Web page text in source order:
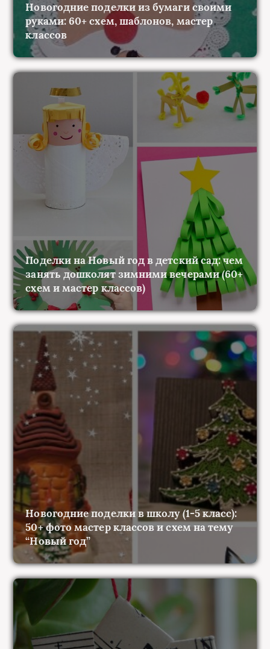
Новогодние поделки из бумаги своими
руками: 60+ схем, шаблонов, мастер
классов
Поделки на Новый год в детский сад: чем
занять дошколят зимними вечерами (60+
схем и мастер классов)
Новогодние поделки в школу (1-5 класс):
50+ фото мастер классов и схем на тему
“Новый год”